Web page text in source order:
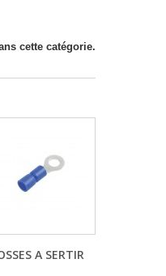
cette catégorie.
A SERTIR